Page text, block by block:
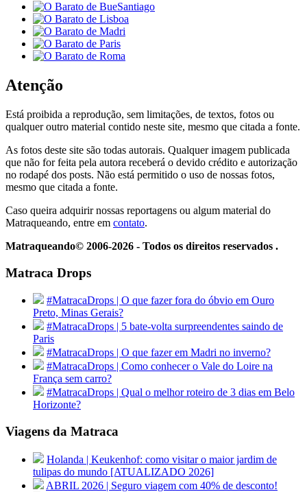
Atenção
Está proibida a reprodução, sem limitações, de textos, fotos ou
qualquer outro material contido neste site, mesmo que citada a fonte.
As fotos deste site são todas autorais. Qualquer imagem publicada
que não for feita pela autora receberá o devido crédito e autorização
no rodapé dos posts. Não está permitido o uso de nossas fotos,
mesmo que citada a fonte.
Caso queira adquirir nossas reportagens ou algum material do
Matraqueando, entre em contato.
Matraqueando© 2006-2026 - Todos os direitos reservados .
Matraca Drops
#MatracaDrops | O que fazer fora do óbvio em Ouro
Preto, Minas Gerais?
#MatracaDrops | 5 bate-volta surpreendentes saindo de
Paris
#MatracaDrops | O que fazer em Madri no inverno?
#MatracaDrops | Como conhecer o Vale do Loire na
França sem carro?
#MatracaDrops | Qual o melhor roteiro de 3 dias em Belo
Horizonte?
Viagens da Matraca
Holanda | Keukenhof: como visitar o maior jardim de
tulipas do mundo [ATUALIZADO 2026]
ABRIL 2026 | Seguro viagem com 40% de desconto!